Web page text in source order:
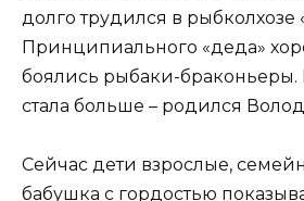
долго трудился в рыбколхозе
Принципиального «деда»
боялись рыбаки-браконьеры.
стала больше – родился
Сейчас дети взрослые,
бабушка с гордостью